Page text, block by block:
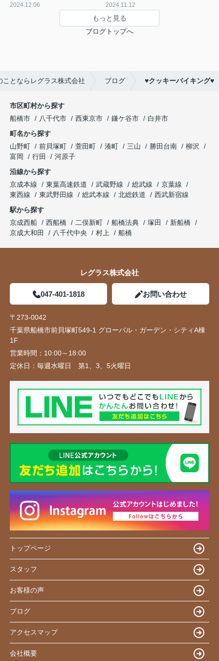
2024.12.06 2024.11.12
もっと見る
ブログトップへ
とならレグラス株式会社 ブログ ♥クッキーバイキング♥
市区町村から探す
船橋市
八千代市 西東京市 鎌ケ谷市
白井市
町名から探す
山野町
前貝塚町 萱田町 湊町 三山 勝田台南
柳沢
富岡
行田
河原子
沿線から探す
京成本線
東葉高速鉄道 武蔵野線 総武線
京葉線
東西線
東武野田線 総武本線 北総鉄道
西武新宿線
駅から探す
京成西船
西船橋 二俣新町 船橋法典 塚田
新船橋
京成大和田
八千代中央 村上 船橋
レグラス株式会社
047-401-1818 お問い合わせ
〒273-0042
千葉県船橋市前貝塚町549-1 グローバル・ガーデン・シティA棟
1F
営業時間： 10:00～18:00
定休日： 毎週水曜日 第1、3、5火曜日
トップページ
スタッフ
お客様の声
ブログ
アクセスマップ
会社概要